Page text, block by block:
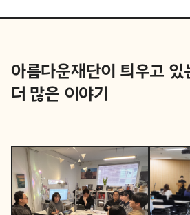
아름다운재단이 틔우고 있
더 많은 이야기